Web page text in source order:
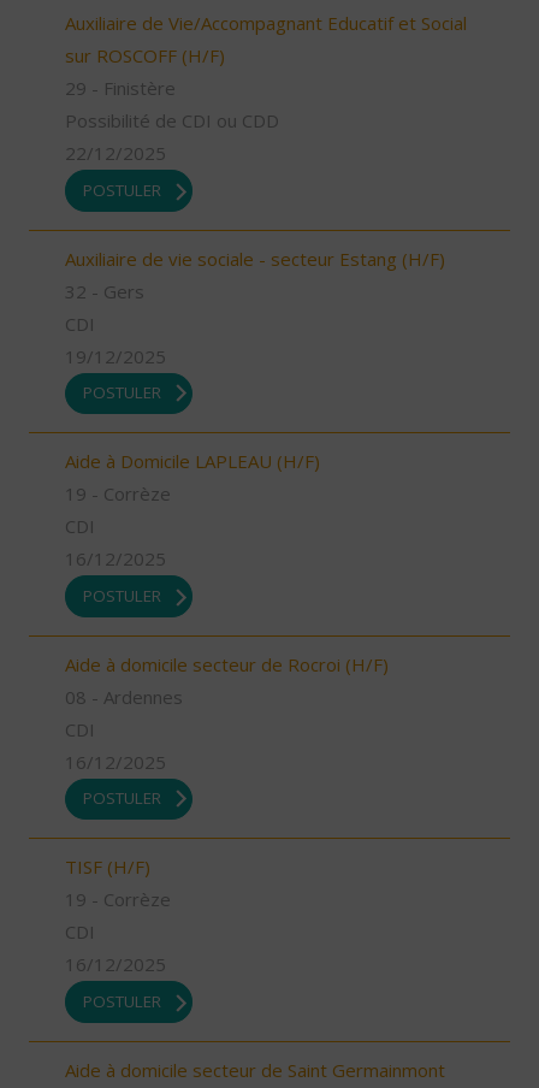
Auxiliaire de Vie/Accompagnant Educatif et Social
sur ROSCOFF (H/F)
29 - Finistère
Possibilité de CDI ou CDD
22/12/2025
POSTULER
Auxiliaire de vie sociale - secteur Estang (H/F)
32 - Gers
CDI
19/12/2025
POSTULER
Aide à Domicile LAPLEAU (H/F)
19 - Corrèze
CDI
16/12/2025
POSTULER
Aide à domicile secteur de Rocroi (H/F)
08 - Ardennes
CDI
16/12/2025
POSTULER
TISF (H/F)
19 - Corrèze
CDI
16/12/2025
POSTULER
Aide à domicile secteur de Saint Germainmont